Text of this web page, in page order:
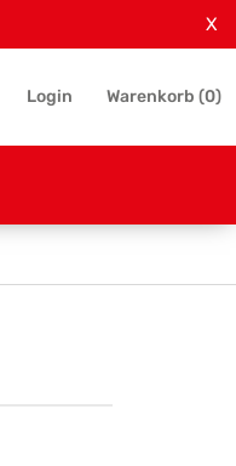
X
Login Warenkorb (0)